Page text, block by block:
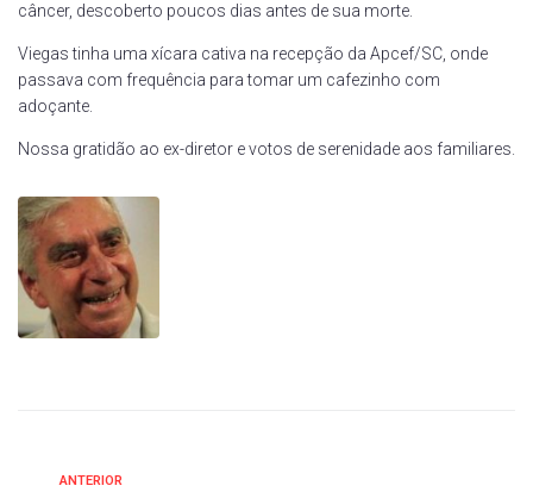
câncer, descoberto poucos dias antes de sua morte.
Viegas tinha uma xícara cativa na recepção da Apcef/SC, onde
passava com frequência para tomar um cafezinho com
adoçante.
Nossa gratidão ao ex-diretor e votos de serenidade aos familiares.
ANTERIOR